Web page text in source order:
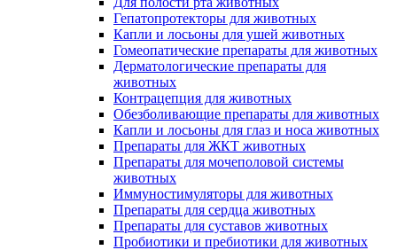
Гепатопротекторы для животных
Капли и лосьоны для ушей животных
Гомеопатические препараты для животных
Дерматологические препараты для
животных
Контрацепция для животных
Обезболивающие препараты для животных
Капли и лосьоны для глаз и носа животных
Препараты для ЖКТ животных
Препараты для мочеполовой системы
животных
Иммуностимуляторы для животных
Препараты для сердца животных
Препараты для суставов животных
Пробиотики и пребиотики для животных